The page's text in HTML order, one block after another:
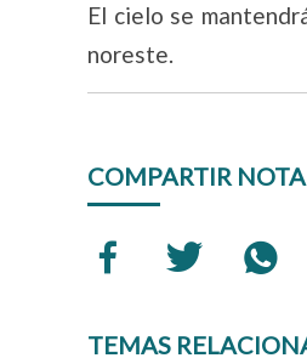
El cielo se
noreste.
COMPARTIR NOTA
TEMAS